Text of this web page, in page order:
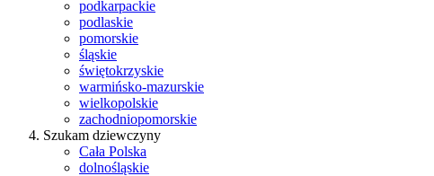
podkarpackie
podlaskie
pomorskie
śląskie
świętokrzyskie
warmińsko-mazurskie
wielkopolskie
zachodniopomorskie
Szukam dziewczyny
Cała Polska
dolnośląskie